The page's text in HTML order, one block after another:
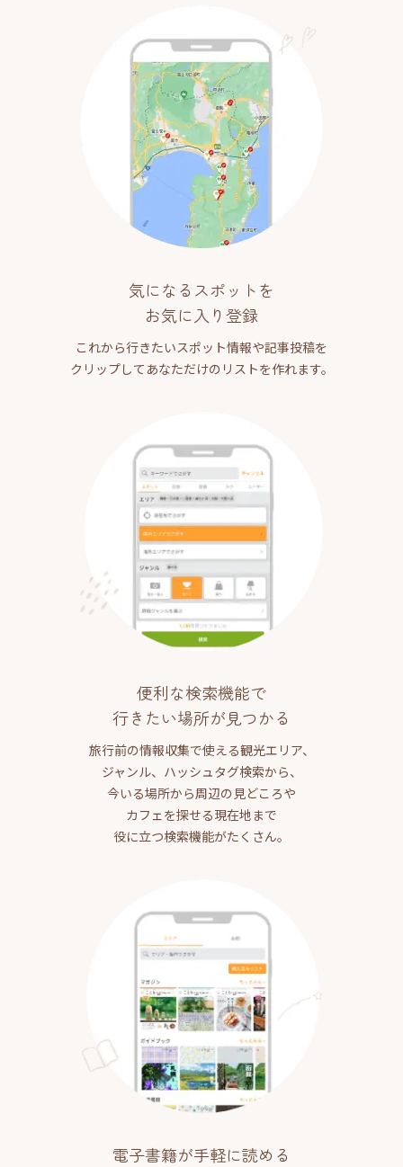
気になるスポットを
お気に入り登録
これから行きたいスポット情報や記事投稿を
クリップしてあなただけのリストを作れます。
便利な検索機能で
行きたい場所が見つかる
旅行前の情報収集で使える観光エリア、
ジャンル、ハッシュタグ検索から、
今いる場所から周辺の見どころや
カフェを探せる現在地まで
役に立つ検索機能がたくさん。
電子書籍が手軽に読める